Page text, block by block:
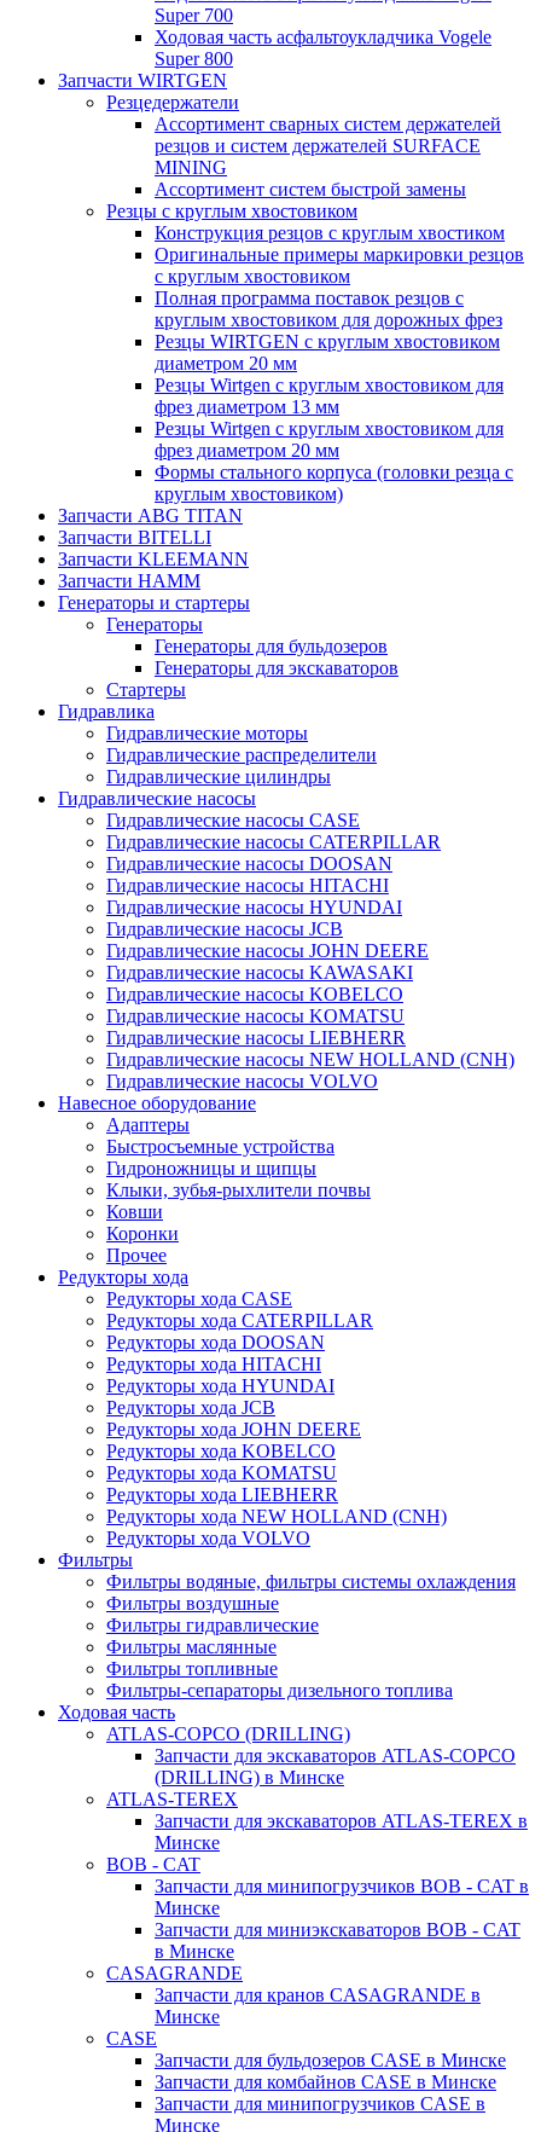
Super 700
Ходовая часть асфальтоукладчика Vogele
Super 800
Запчасти WIRTGEN
Резцедержатели
Ассортимент сварных систем держателей
резцов и систем держателей SURFACE
MINING
Ассортимент систем быстрой замены
Резцы с круглым хвостовиком
Конструкция резцов с круглым хвостиком
Оригинальные примеры маркировки резцов
с круглым хвостовиком
Полная программа поставок резцов с
круглым хвостовиком для дорожных фрез
Резцы WIRTGEN с круглым хвостовиком
диаметром 20 мм
Резцы Wirtgen с круглым хвостовиком для
фрез диаметром 13 мм
Резцы Wirtgen с круглым хвостовиком для
фрез диаметром 20 мм
Формы стального корпуса (головки резца с
круглым хвостовиком)
Запчасти ABG TITAN
Запчасти BITELLI
Запчасти KLEEMANN
Запчасти HAMM
Генераторы и стартеры
Генераторы
Генераторы для бульдозеров
Генераторы для экскаваторов
Стартеры
Гидравлика
Гидравлические моторы
Гидравлические распределители
Гидравлические цилиндры
Гидравлические насосы
Гидравлические насосы CASE
Гидравлические насосы CATERPILLAR
Гидравлические насосы DOOSAN
Гидравлические насосы HITACHI
Гидравлические насосы HYUNDAI
Гидравлические насосы JCB
Гидравлические насосы JOHN DEERE
Гидравлические насосы KAWASAKI
Гидравлические насосы KOBELCO
Гидравлические насосы KOMATSU
Гидравлические насосы LIEBHERR
Гидравлические насосы NEW HOLLAND (CNH)
Гидравлические насосы VOLVO
Навесное оборудование
Адаптеры
Быстросъемные устройства
Гидроножницы и щипцы
Клыки, зубья-рыхлители почвы
Ковши
Коронки
Прочее
Редукторы хода
Редукторы хода CASE
Редукторы хода CATERPILLAR
Редукторы хода DOOSAN
Редукторы хода HITACHI
Редукторы хода HYUNDAI
Редукторы хода JCB
Редукторы хода JOHN DEERE
Редукторы хода KOBELCO
Редукторы хода KOMATSU
Редукторы хода LIEBHERR
Редукторы хода NEW HOLLAND (CNH)
Редукторы хода VOLVO
Фильтры
Фильтры водяные, фильтры системы охлаждения
Фильтры воздушные
Фильтры гидравлические
Фильтры маслянные
Фильтры топливные
Фильтры-сепараторы дизельного топлива
Ходовая часть
ATLAS-COPCO (DRILLING)
Запчасти для экскаваторов ATLAS-COPCO
(DRILLING) в Минске
ATLAS-TEREX
Запчасти для экскаваторов ATLAS-TEREX в
Минске
BOB - CAT
Запчасти для минипогрузчиков BOB - CAT в
Минске
Запчасти для миниэкскаваторов BOB - CAT
в Минске
CASAGRANDE
Запчасти для кранов CASAGRANDE в
Минске
CASE
Запчасти для бульдозеров CASE в Минске
Запчасти для комбайнов CASE в Минске
Запчасти для минипогрузчиков CASE в
Минске